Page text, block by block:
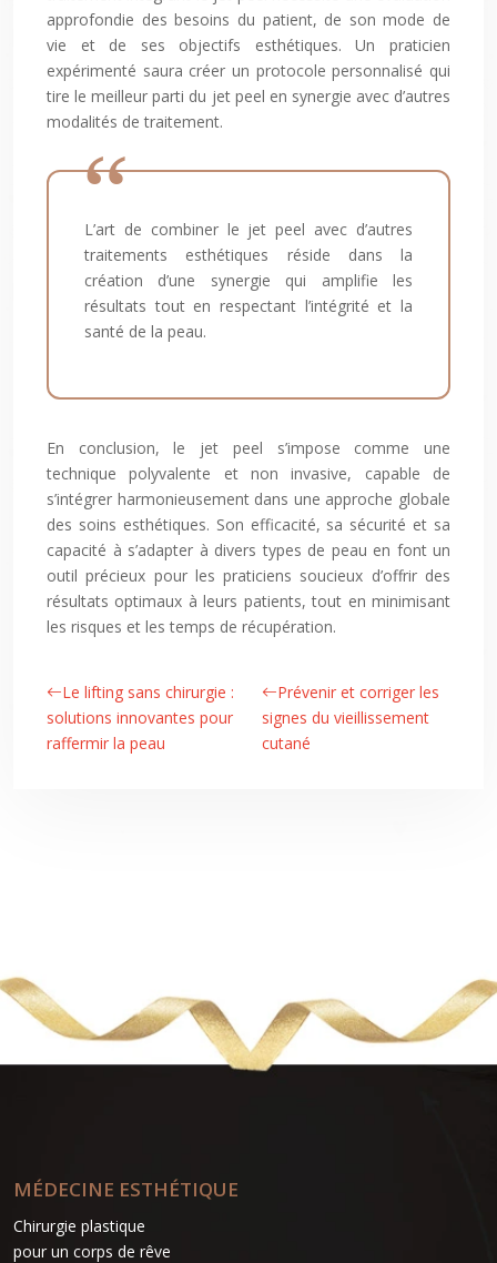
approfondie des besoins du patient, de son mode de
vie et de ses objectifs esthétiques. Un praticien
expérimenté saura créer un protocole personnalisé qui
tire le meilleur parti du jet peel en synergie avec d’autres
modalités de traitement.
L’art de combiner le jet peel avec d’autres
traitements esthétiques réside dans la
création d’une synergie qui amplifie les
résultats tout en respectant l’intégrité et la
santé de la peau.
En conclusion, le jet peel s’impose comme une
technique polyvalente et non invasive, capable de
s’intégrer harmonieusement dans une approche globale
des soins esthétiques. Son efficacité, sa sécurité et sa
capacité à s’adapter à divers types de peau en font un
outil précieux pour les praticiens soucieux d’offrir des
résultats optimaux à leurs patients, tout en minimisant
les risques et les temps de récupération.
Le lifting sans chirurgie :
solutions innovantes pour
raffermir la peau
Prévenir et corriger les
signes du vieillissement
cutané
MÉDECINE ESTHÉTIQUE
Chirurgie plastique
pour un corps de rêve